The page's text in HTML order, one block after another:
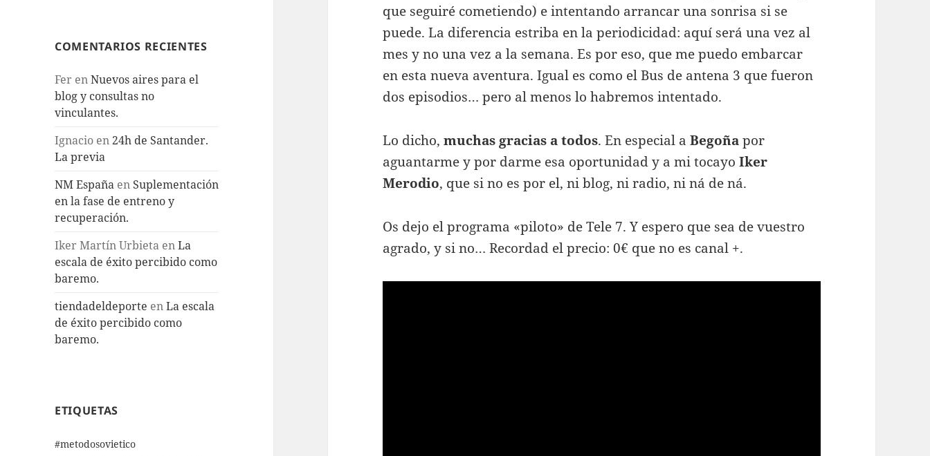
COMENTARIOS RECIENTES
Fer enNuevos aires para el
blog y consultas no
vinculantes.
Ignacio en24h de Santander.
La previa
NM España en Suplementación
en la fase de entreno y
recuperación.
Iker Martín Urbieta enLa
escala de éxito percibido como
baremo.
tiendadeldeporte enLa escala
de éxito percibido como
baremo.
ETIQUETAS
#metodosovietico
que seguiré cometiendo) e intentando arrancar una sonrisa si se
puede. La diferencia estriba en la periodicidad: aquí será una vez al
mes y no una vez a la semana. Es por eso, que me puedo embarcar
en esta nueva aventura. Igual es como el Bus de antena 3 que fueron
dos episodios… pero al menos lo habremos intentado.
Lo dicho,muchas gracias a todos. En especial aBegoñapor
aguantarme y por darme esa oportunidad y a mi tocayoIker
Merodio, que si no es por el, ni blog, ni radio, ni ná de ná.
Os dejo el programa «piloto» de Tele 7. Y espero que sea de vuestro
agrado, y si no… Recordad el precio: 0€ que no es canal +.